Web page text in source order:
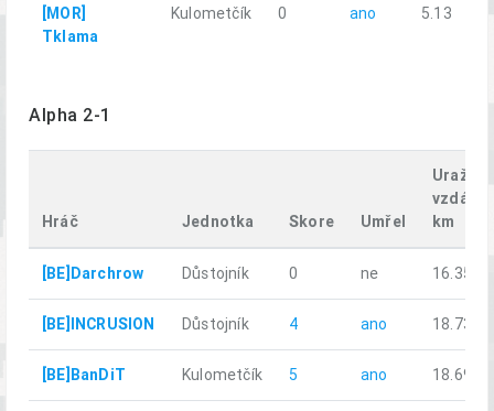
[MOR]
Tklama
Kulometčík 0 ano 5.13
Alpha 2-1
Hráč Jednotka Skore Umřel
km
[BE]Darchrow Důstojník 0 ne 16.35
[BE]INCRUSION Důstojník 4 ano 18.73
[BE]BanDiT Kulometčík 5 ano 18.69